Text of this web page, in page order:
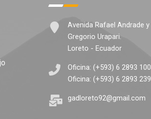
Avenida Rafael Andrade y
Gregorio Urapari.
Loreto - Ecuador
Oficina: (+593) 6 2893 100
Oficina: (+593) 6 2893 239
gadloreto92@gmail.com